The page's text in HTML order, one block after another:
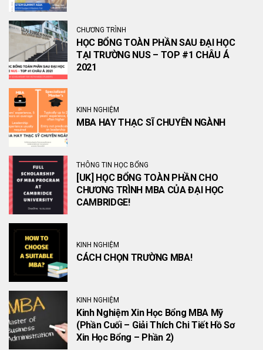
CHƯƠNG TRÌNH
HỌC BỔNG TOÀN PHẦN SAU ĐẠI HỌC
TẠI TRƯỜNG NUS – TOP #1 CHÂU Á
2021
KINH NGHIỆM
MBA HAY THẠC SĨ CHUYÊN NGÀNH
THÔNG TIN HỌC BỔNG
[UK] HỌC BỔNG TOÀN PHẦN CHO
CHƯƠNG TRÌNH MBA CỦA ĐẠI HỌC
CAMBRIDGE!
KINH NGHIỆM
CÁCH CHỌN TRƯỜNG MBA!
KINH NGHIỆM
Kinh Nghiệm Xin Học Bổng MBA Mỹ
(Phần Cuối – Giải Thích Chi Tiết Hồ Sơ
Xin Học Bổng – Phần 2)